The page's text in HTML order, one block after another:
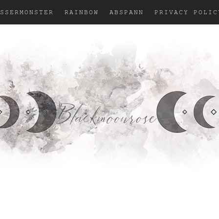
RAINBOW ABSPANN PRIVACY